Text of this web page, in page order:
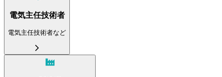
電気主任技術者
電気主任技術者など